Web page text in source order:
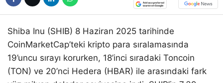
Shiba Inu (SHIB) 8 Haziran 2025 tarihinde
CoinMarketCap’teki kripto para sıralamasında
19’uncu sırayı korurken, 18’inci sıradaki Toncoin
(TON) ve 20’nci Hedera (HBAR) ile arasındaki fark